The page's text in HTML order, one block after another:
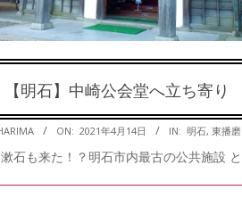
【明石】中崎公会堂へ立ち寄り
ON: 2021年4月14日 IN: 明石, 東播磨
石も来た！？明石市内最古の公共施設